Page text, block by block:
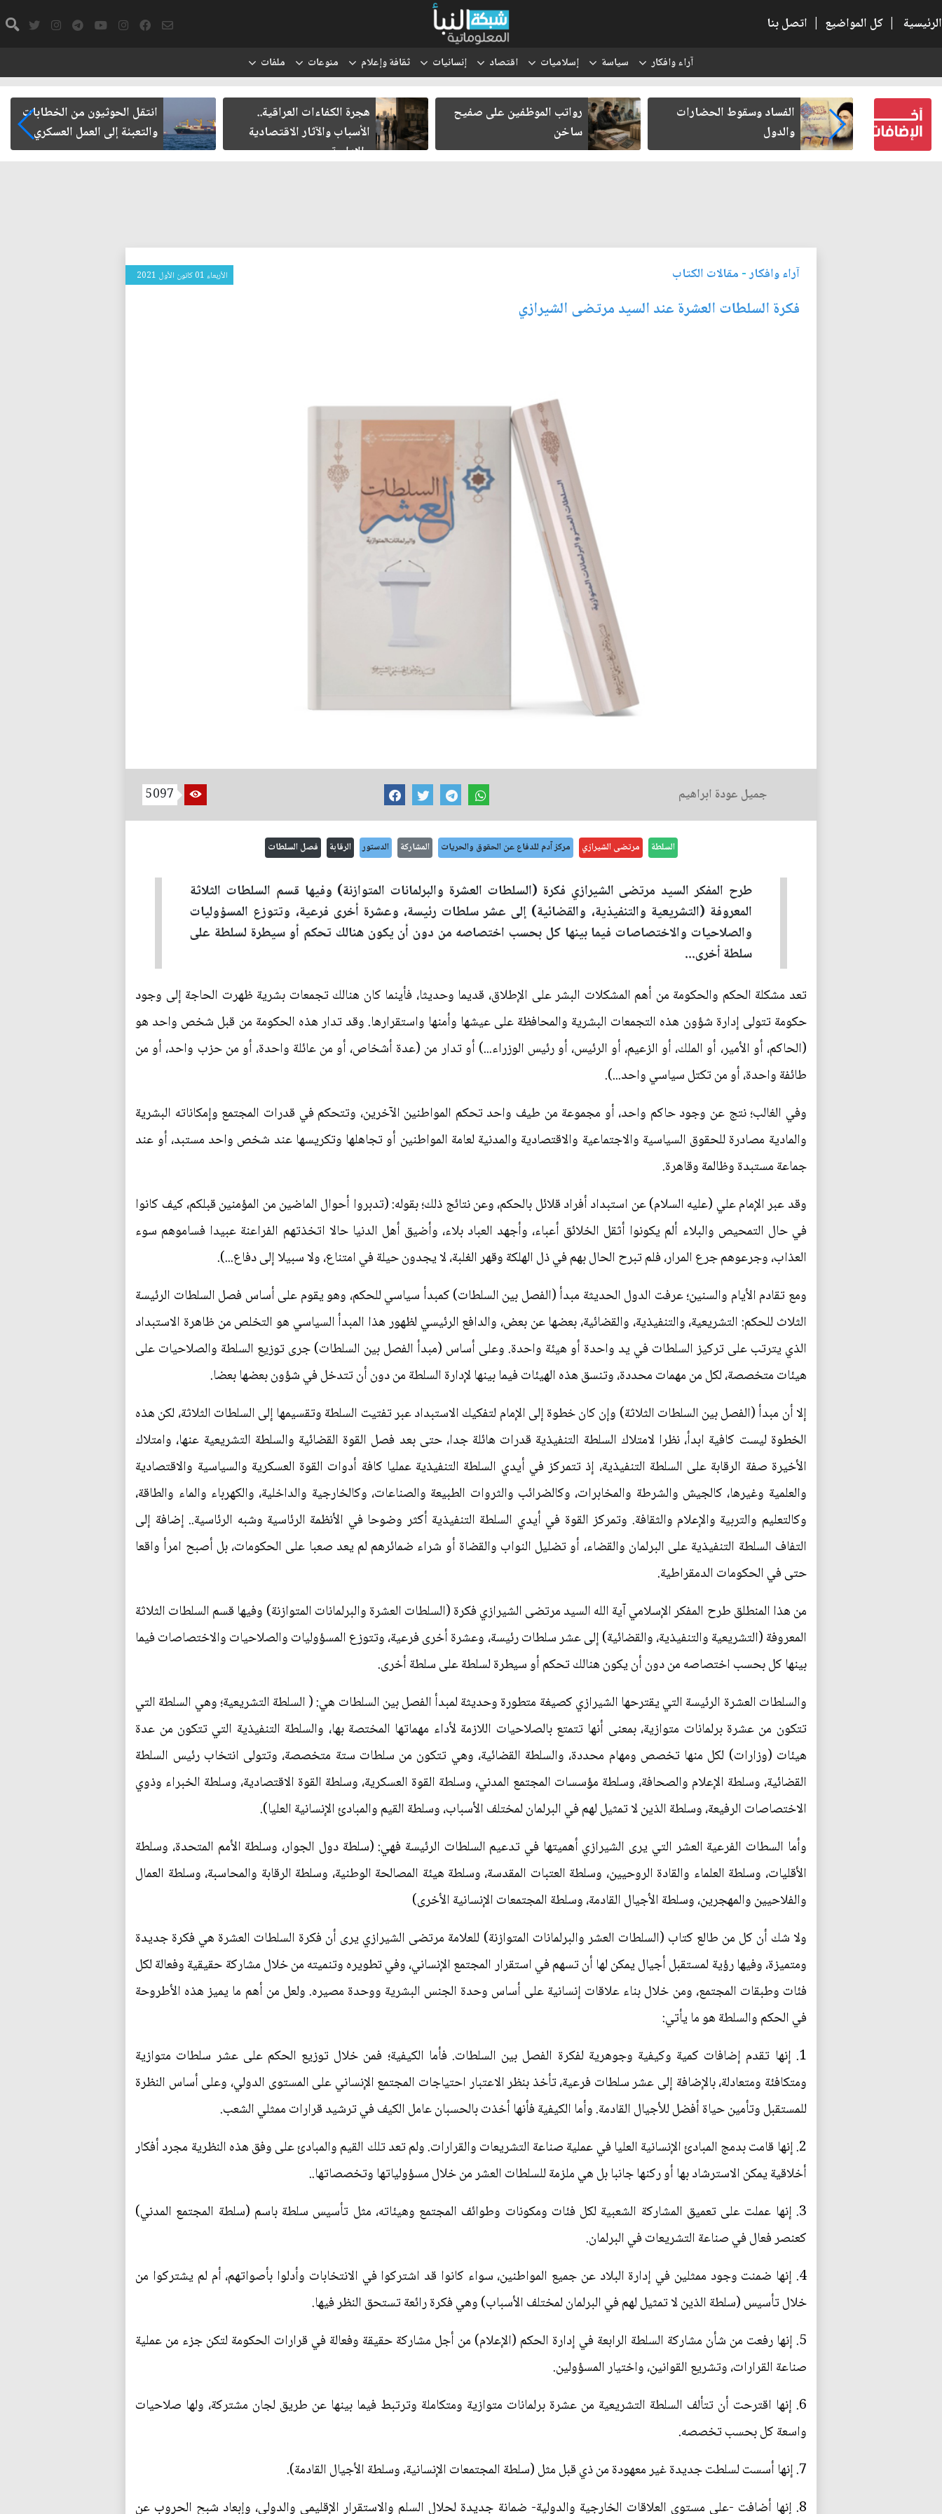
الرئيسية | كل المواضيع | اتصل بنا
آراء وافكار سياسة إسلاميات اقتصاد إنسانيات ثقافة وإعلام منوعات ملفات
كتب لنفسه
الفساد وسقوط الحضارات
والدول
رواتب الموظفين على صفيح
ساخن
هجرة الكفاءات العراقية..
الأسباب والآثار الاقتصادية
والإدارية
انتقل الحوثيون من الخطابات
والتعبئة إلى العمل العسكري
آراء وافكار- مقالات الكتاب الأربعاء 01 كانون الأول 2021
فكرة السلطات العشرة عند السيد مرتضى الشيرازي
جميل عودة ابراهيم 5097
السلطة مرتضى الشيرازي مركز آدم للدفاع عن الحقوق والحريات المشاركة الدستور الرقابة فصل السلطات
طرح المفكر السيد مرتضى الشيرازي فكرة (السلطات العشرة والبرلمانات المتوازنة) وفيها قسم السلطات الثلاثة
المعروفة (التشريعية والتنفيذية، والقضائية) إلى عشر سلطات رئيسة، وعشرة أخرى فرعية، وتتوزع المسؤوليات
والصلاحيات والاختصاصات فيما بينها كل بحسب اختصاصه من دون أن يكون هنالك تحكم أو سيطرة لسلطة على
سلطة أخرى...
تعد مشكلة الحكم والحكومة من أهم المشكلات البشر على الإطلاق، قديما وحديثا، فأينما كان هنالك تجمعات بشرية ظهرت الحاجة إلى وجود
حكومة تتولى إدارة شؤون هذه التجمعات البشرية والمحافظة على عيشها وأمنها واستقرارها. وقد تدار هذه الحكومة من قبل شخص واحد هو
(الحاكم، أو الأمير، أو الملك، أو الزعيم، أو الرئيس، أو رئيس الوزراء...) أو تدار من (عدة أشخاص، أو من عائلة واحدة، أو من حزب واحد، أو من
طائفة واحدة، أو من تكتل سياسي واحد...).
وفي الغالب؛ نتج عن وجود حاكم واحد، أو مجموعة من طيف واحد تحكم المواطنين الآخرين، وتتحكم في قدرات المجتمع وإمكاناته البشرية
والمادية مصادرة للحقوق السياسية والاجتماعية والاقتصادية والمدنية لعامة المواطنين أو تجاهلها وتكريسها عند شخص واحد مستبد، أو عند
جماعة مستبدة وظالمة وقاهرة.
وقد عبر الإمام علي (عليه السلام) عن استبداد أفراد قلائل بالحكم، وعن نتائج ذلك؛ بقوله: (تدبروا أحوال الماضين من المؤمنين قبلكم، كيف كانوا
في حال التمحيص والبلاء ألم يكونوا أثقل الخلائق أعباء، وأجهد العباد بلاء، وأضيق أهل الدنيا حالا اتخذتهم الفراعنة عبيدا فساموهم سوء
العذاب، وجرعوهم جرع المرار، فلم تبرح الحال بهم في ذل الهلكة وقهر الغلبة، لا يجدون حيلة في امتناع، ولا سبيلا إلى دفاع...).
ومع تقادم الأيام والسنين؛ عرفت الدول الحديثة مبدأ (الفصل بين السلطات) كمبدأ سياسي للحكم، وهو يقوم على أساس فصل السلطات الرئيسة
الثلاث للحكم: التشريعية، والتنفيذية، والقضائية، بعضها عن بعض، والدافع الرئيسي لظهور هذا المبدأ السياسي هو التخلص من ظاهرة الاستبداد
الذي يترتب على تركيز السلطات في يد واحدة أو هيئة واحدة. وعلى أساس (مبدأ الفصل بين السلطات) جرى توزيع السلطة والصلاحيات على
هيئات متخصصة، لكل من مهمات محددة، وتنسق هذه الهيئات فيما بينها لإدارة السلطة من دون أن تتدخل في شؤون بعضها بعضا.
إلا أن مبدأ (الفصل بين السلطات الثلاثة) وإن كان خطوة إلى الإمام لتفكيك الاستبداد عبر تفتيت السلطة وتقسيمها إلى السلطات الثلاثة، لكن هذه
الخطوة ليست كافية ابدأ، نظرا لامتلاك السلطة التنفيذية قدرات هائلة جدا، حتى بعد فصل القوة القضائية والسلطة التشريعية عنها، وامتلاك
الأخيرة صفة الرقابة على السلطة التنفيذية، إذ تتمركز في أيدي السلطة التنفيذية عمليا كافة أدوات القوة العسكرية والسياسية والاقتصادية
والعلمية وغيرها، كالجيش والشرطة والمخابرات، وكالضرائب والثروات الطبيعة والصناعات، وكالخارجية والداخلية، والكهرباء والماء والطاقة،
وكالتعليم والتربية والإعلام والثقافة. وتمركز القوة في أيدي السلطة التنفيذية أكثر وضوحا في الأنظمة الرئاسية وشبه الرئاسية.. إضافة إلى
التفاف السلطة التنفيذية على البرلمان والقضاء، أو تضليل النواب والقضاة أو شراء ضمائرهم لم يعد صعبا على الحكومات، بل أصبح امرأ واقعا
حتى في الحكومات الدمقراطية.
من هذا المنطلق طرح المفكر الإسلامي آية الله السيد مرتضى الشيرازي فكرة (السلطات العشرة والبرلمانات المتوازنة) وفيها قسم السلطات الثلاثة
المعروفة (التشريعية والتنفيذية، والقضائية) إلى عشر سلطات رئيسة، وعشرة أخرى فرعية، وتتوزع المسؤوليات والصلاحيات والاختصاصات فيما
بينها كل بحسب اختصاصه من دون أن يكون هنالك تحكم أو سيطرة لسلطة على سلطة أخرى.
والسلطات العشرة الرئيسة التي يقترحها الشيرازي كصيغة متطورة وحديثة لمبدأ الفصل بين السلطات هي: ( السلطة التشريعية؛ وهي السلطة التي
تتكون من عشرة برلمانات متوازية، بمعنى أنها تتمتع بالصلاحيات اللازمة لأداء مهماتها المختصة بها، والسلطة التنفيذية التي تتكون من عدة
هيئات (وزارات) لكل منها تخصص ومهام محددة، والسلطة القضائية، وهي تتكون من سلطات ستة متخصصة، وتتولى انتخاب رئيس السلطة
القضائية، وسلطة الإعلام والصحافة، وسلطة مؤسسات المجتمع المدني، وسلطة القوة العسكرية، وسلطة القوة الاقتصادية، وسلطة الخبراء وذوي
الاختصاصات الرفيعة، وسلطة الذين لا تمثيل لهم في البرلمان لمختلف الأسباب، وسلطة القيم والمبادئ الإنسانية العليا).
وأما السطات الفرعية العشر التي يرى الشيرازي أهميتها في تدعيم السلطات الرئيسة فهي: (سلطة دول الجوار، وسلطة الأمم المتحدة، وسلطة
الأقليات، وسلطة العلماء والقادة الروحيين، وسلطة العتبات المقدسة، وسلطة هيئة المصالحة الوطنية، وسلطة الرقابة والمحاسبة، وسلطة العمال
والفلاحيين والمهجرين، وسلطة الأجيال القادمة، وسلطة المجتمعات الإنسانية الأخرى)
ولا شك أن كل من طالع كتاب (السلطات العشر والبرلمانات المتوازنة) للعلامة مرتضى الشيرازي يرى أن فكرة السلطات العشرة هي فكرة جديدة
ومتميزة، وفيها رؤية لمستقبل أجيال يمكن لها أن تسهم في استقرار المجتمع الإنساني، وفي تطويره وتنميته من خلال مشاركة حقيقية وفعالة لكل
فئات وطبقات المجتمع، ومن خلال بناء علاقات إنسانية على أساس وحدة الجنس البشرية ووحدة مصيره. ولعل من أهم ما يميز هذه الأطروحة
في الحكم والسلطة هو ما يأتي:
1. إنها تقدم إضافات كمية وكيفية وجوهرية لفكرة الفصل بين السلطات. فأما الكيفية؛ فمن خلال توزيع الحكم على عشر سلطات متوازية
ومتكافئة ومتعادلة، بالإضافة إلى عشر سلطات فرعية، تأخذ بنظر الاعتبار احتياجات المجتمع الإنساني على المستوى الدولي، وعلى أساس النظرة
للمستقبل وتأمين حياة أفضل للأجيال القادمة. وأما الكيفية فأنها أخذت بالحسبان عامل الكيف في ترشيد قرارات ممثلي الشعب.
2. إنها قامت بدمج المبادئ الإنسانية العليا في عملية صناعة التشريعات والقرارات. ولم تعد تلك القيم والمبادئ على وفق هذه النظرية مجرد أفكار
أخلاقية يمكن الاسترشاد بها أو ركنها جانبا بل هي ملزمة للسلطات العشر من خلال مسؤولياتها وتخصصاتها..
3. إنها عملت على تعميق المشاركة الشعبية لكل فئات ومكونات وطوائف المجتمع وهيئاته، مثل تأسيس سلطة باسم (سلطة المجتمع المدني)
كعنصر فعال في صناعة التشريعات في البرلمان.
4. إنها ضمنت وجود ممثلين في إدارة البلاد عن جميع المواطنين، سواء كانوا قد اشتركوا في الانتخابات وأدلوا بأصواتهم، أم لم يشتركوا من
خلال تأسيس (سلطة الذين لا تمثيل لهم في البرلمان لمختلف الأسباب) وهي فكرة رائعة تستحق النظر فيها.
5. إنها رفعت من شأن مشاركة السلطة الرابعة في إدارة الحكم (الإعلام) من أجل مشاركة حقيقة وفعالة في قرارات الحكومة لتكن جزء من عملية
صناعة القرارات، وتشريع القوانين، واختيار المسؤولين.
6. إنها اقترحت أن تتألف السلطة التشريعية من عشرة برلمانات متوازية ومتكاملة وترتبط فيما بينها عن طريق لجان مشتركة، ولها صلاحيات
واسعة كل بحسب تخصصه.
7. إنها أسست لسلطت جديدة غير معهودة من ذي قبل مثل (سلطة المجتمعات الإنسانية، وسلطة الأجيال القادمة).
8. إنها أضافت -على مستوى العلاقات الخارجية والدولية- ضمانة جديدة لحلال السلم والاستقرار الإقليمي والدولي، وإبعاد شبح الحروب عن